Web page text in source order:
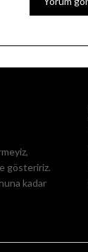
gösteririz.
kadar